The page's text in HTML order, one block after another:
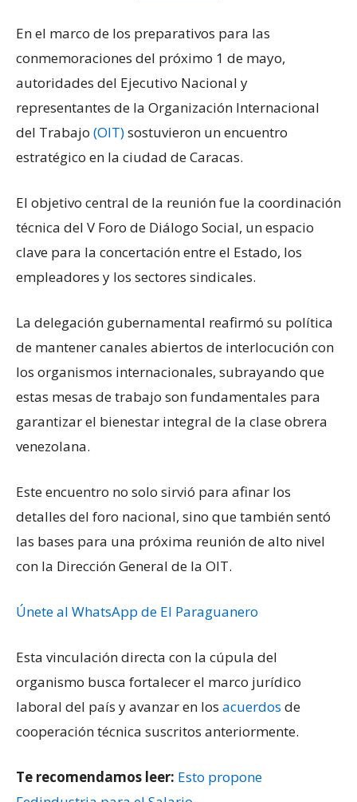
En el marco de los preparativos para las
conmemoraciones del próximo 1 de mayo,
autoridades del Ejecutivo Nacional y
representantes de la Organización Internacional
del Trabajo (OIT)sostuvieron un encuentro
estratégico en la ciudad de Caracas.
El objetivo central de la reunión fue la coordinación
técnica del V Foro de Diálogo Social, un espacio
clave para la concertación entre el Estado, los
empleadores y los sectores sindicales.
La delegación gubernamental reafirmó su política
de mantener canales abiertos de interlocución con
los organismos internacionales, subrayando que
estas mesas de trabajo son fundamentales para
garantizar el bienestar integral de la clase obrera
venezolana.
Este encuentro no solo sirvió para afinar los
detalles del foro nacional, sino que también sentó
las bases para una próxima reunión de alto nivel
con la Dirección General de la OIT.
Únete al WhatsApp de El Paraguanero
Esta vinculación directa con la cúpula del
organismo busca fortalecer el marco jurídico
laboral del país y avanzar en los acuerdos de
cooperación técnica suscritos anteriormente.
Te recomendamos leer: Esto propone